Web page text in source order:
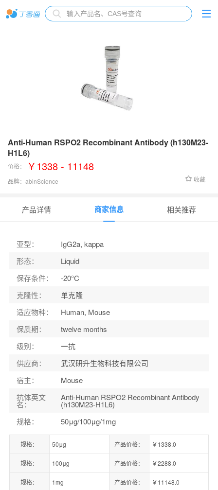
Anti-Human RSPO2 Recombinant Antibody (h130M23-
H1L6)
价格： ￥1338 - 11148
品牌： abinScience 收藏
产品详情 商家信息 相关推荐
亚型：
IgG2a, kappa
形态：
Liquid
保存条件：
-20°C
克隆性：
单克隆
适应物种：
Human, Mouse
保质期：
twelve months
级别：
一抗
供应商：
武汉研升生物科技有限公司
宿主：
Mouse
抗体英文
名：
Anti-Human RSPO2 Recombinant Antibody
(h130M23-H1L6)
规格： 50μg/100μg/1mg
规格： 50μg 产品价格： ￥1338.0
规格： 100μg 产品价格： ￥2288.0
规格： 1mg 产品价格： ￥11148.0